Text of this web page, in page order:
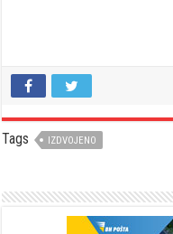
Tags IZDVOJENO